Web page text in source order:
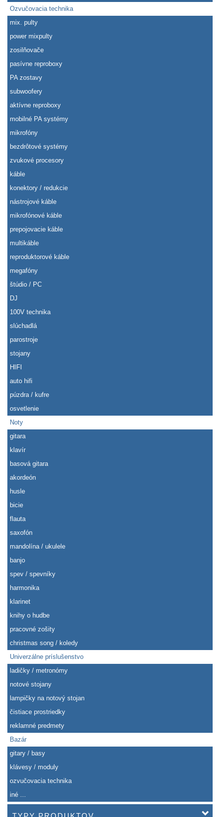
Ozvučovacia technika
mix. pulty
power mixpulty
zosilňovače
pasívne reproboxy
PA zostavy
subwoofery
aktívne reproboxy
mobilné PA systémy
mikrofóny
bezdrôtové systémy
zvukové procesory
káble
konektory / redukcie
nástrojové káble
mikrofónové káble
prepojovacie káble
multikáble
reproduktorové káble
megafóny
štúdio / PC
DJ
100V technika
slúchadlá
parostroje
stojany
HIFI
auto hifi
púzdra / kufre
osvetlenie
Noty
gitara
klavír
basová gitara
akordeón
husle
bicie
flauta
saxofón
mandolína / ukulele
banjo
spev / spevníky
harmonika
klarinet
knihy o hudbe
pracovné zošity
christmas song / koledy
Univerzálne príslušenstvo
ladičky / metronómy
notové stojany
lampičky na notový stojan
čistiace prostriedky
reklamné predmety
Bazár
gitary / basy
klávesy / moduly
ozvučovacia technika
iné ...